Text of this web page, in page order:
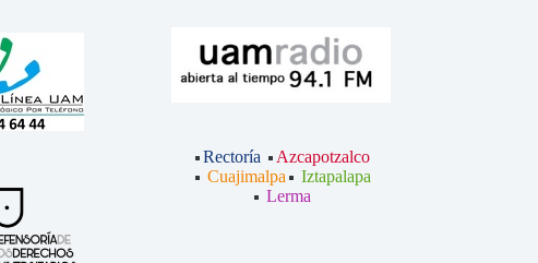
Rectoría
Azcapotzalco
Cuajimalpa
Iztapalapa
Lerma